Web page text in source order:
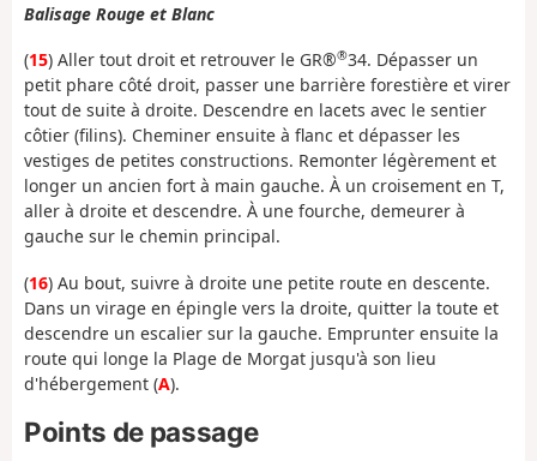
Balisage Rouge et Blanc
(15) Aller tout droit et retrouver le GR®®34. Dépasser un
petit phare côté droit, passer une barrière forestière et virer
tout de suite à droite. Descendre en lacets avec le sentier
côtier (filins). Cheminer ensuite à flanc et dépasser les
vestiges de petites constructions. Remonter légèrement et
longer un ancien fort à main gauche. À un croisement en T,
aller à droite et descendre. À une fourche, demeurer à
gauche sur le chemin principal.
(16) Au bout, suivre à droite une petite route en descente.
Dans un virage en épingle vers la droite, quitter la toute et
descendre un escalier sur la gauche. Emprunter ensuite la
route qui longe la Plage de Morgat jusqu'à son lieu
d'hébergement (A).
Points de passage